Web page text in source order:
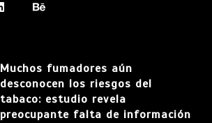
Muchos fumadores aún
desconocen los riesgos del
tabaco: estudio revela
preocupante falta de información